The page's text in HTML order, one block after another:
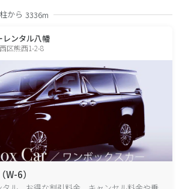
から 3336m
レンタル八幡
区熊西1-2-8
6）